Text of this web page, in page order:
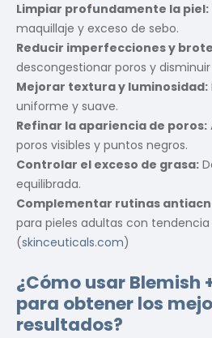
Limpiar profundamente la piel:
maquillaje y exceso de sebo.
Reducir imperfecciones y
descongestionar poros y
Mejorar textura y luminosidad:
uniforme y suave.
Refinar la apariencia de poros:
poros visibles y puntos negros.
Controlar el exceso de grasa:
equilibrada.
Complementar rutinas
para pieles adultas con
(skinceuticals.com)
¿Cómo usar Blemish
para obtener los
resultados?